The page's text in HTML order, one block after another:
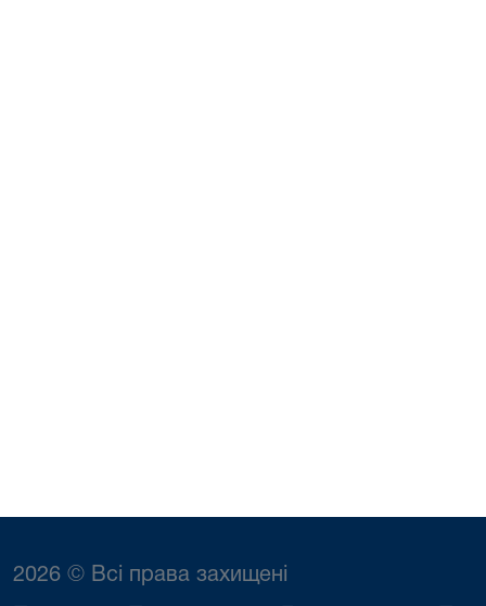
2026 © Всі права захищені